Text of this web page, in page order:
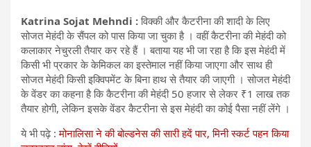
Katrina Sojat Mehndi :विक्की और कैटरीना की शादी के लिए
सोजत मेहंदी के सैंपल को पास किया जा चुका है । वहीं कैटरीना की मेहंदी को
कलाकार नेचुरली तैयार कर रहे हैं । बताया यह भी जा रहा है कि इस मेहंदी में
किसी भी प्रकार के केमिकल का इस्तेमाल नहीं किया जाएगा और साथ ही
सोजत मेहंदी किसी इक्विपमेंट के बिना हाथ से तैयार की जाएगी । सोजत मेहंदी
के वेंडर का कहना है कि कैटरीना की मेहंदी 50 हजार से लेकर ₹1 लाख तक
तैयार होगी, लेकिन इसके वेंडर कैटरीना से इस मेहंदी का कोई पैसा नहीं लेंगे ।
ये भी पढ़े :मोनालिसा ने की बोल्डनेस की सारी हदें पार, मिनी स्कर्ट पहन किया